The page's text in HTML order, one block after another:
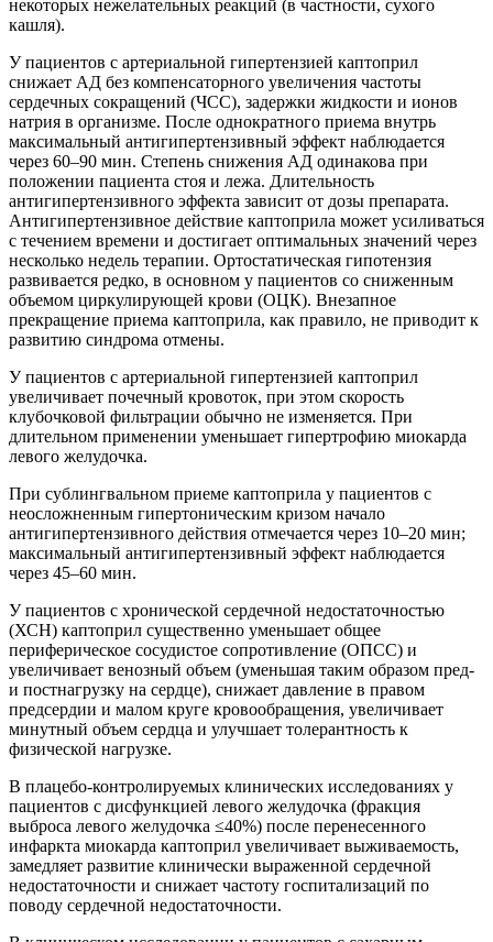
некоторых нежелательных реакций (в частности, сухого
кашля).
У пациентов с артериальной гипертензией каптоприл
снижает АД без компенсаторного увеличения частоты
сердечных сокращений (ЧСС), задержки жидкости и ионов
натрия в организме. После однократного приема внутрь
максимальный антигипертензивный эффект наблюдается
через 60–90 мин. Степень снижения АД одинакова при
положении пациента стоя и лежа. Длительность
антигипертензивного эффекта зависит от дозы препарата.
Антигипертензивное действие каптоприла может усиливаться
с течением времени и достигает оптимальных значений через
несколько недель терапии. Ортостатическая гипотензия
развивается редко, в основном у пациентов со сниженным
объемом циркулирующей крови (ОЦК). Внезапное
прекращение приема каптоприла, как правило, не приводит к
развитию синдрома отмены.
У пациентов с артериальной гипертензией каптоприл
увеличивает почечный кровоток, при этом скорость
клубочковой фильтрации обычно не изменяется. При
длительном применении уменьшает гипертрофию миокарда
левого желудочка.
При сублингвальном приеме каптоприла у пациентов с
неосложненным гипертоническим кризом начало
антигипертензивного действия отмечается через 10–20 мин;
максимальный антигипертензивный эффект наблюдается
через 45–60 мин.
У пациентов с хронической сердечной недостаточностью
(ХСН) каптоприл существенно уменьшает общее
периферическое сосудистое сопротивление (ОПСС) и
увеличивает венозный объем (уменьшая таким образом пред-
и постнагрузку на сердце), снижает давление в правом
предсердии и малом круге кровообращения, увеличивает
минутный объем сердца и улучшает толерантность к
физической нагрузке.
В плацебо-контролируемых клинических исследованиях у
пациентов с дисфункцией левого желудочка (фракция
выброса левого желудочка ≤40%) после перенесенного
инфаркта миокарда каптоприл увеличивает выживаемость,
замедляет развитие клинически выраженной сердечной
недостаточности и снижает частоту госпитализаций по
поводу сердечной недостаточности.